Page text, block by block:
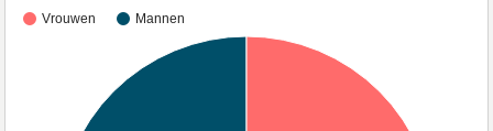
Vrouwen Mannen